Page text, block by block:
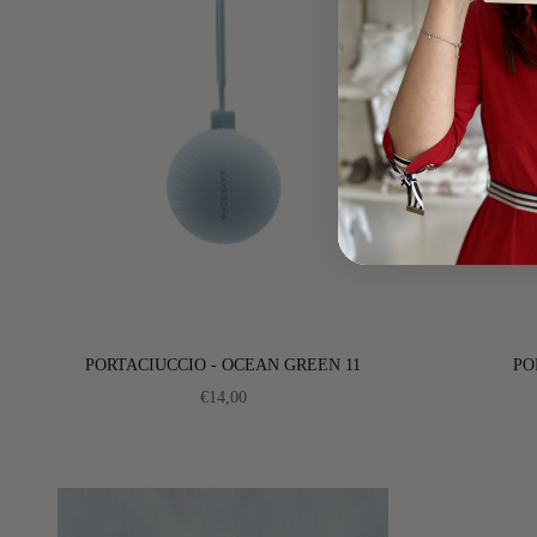
PORTACIUCCIO - OCEAN GREEN 11
PREZZO SCONTATO
€14,00